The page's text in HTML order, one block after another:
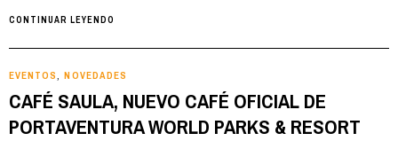
CONTINUAR LEYENDO
EVENTOS NOVEDADES
CAFÉ SAULA, NUEVO CAFÉ OFICIAL DE
PORTAVENTURA WORLD PARKS & RESORT